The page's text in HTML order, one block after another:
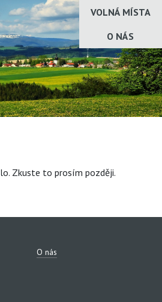
VOLNÁ MÍSTA
O NÁS
Zkuste to prosím později.
O nás